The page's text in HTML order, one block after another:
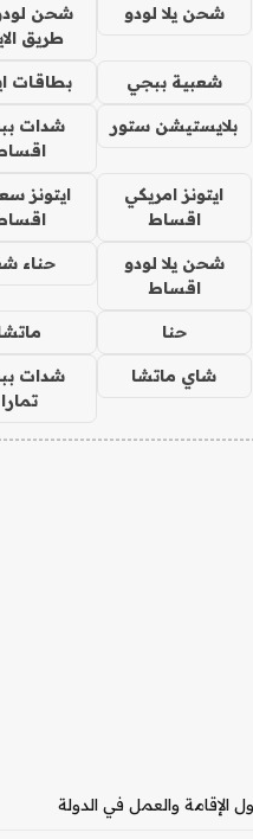
شحن يلا لودو
شحن
طريق
شعبية ببجي بطاقات
بلايستيشن ستور
شدات
ايتونز امريكي
اقساط
ايتونز
شحن يلا لودو
اقساط
حناء
حنا
شاي ماتشا
شدات
تمارا
والعمل في الدولة